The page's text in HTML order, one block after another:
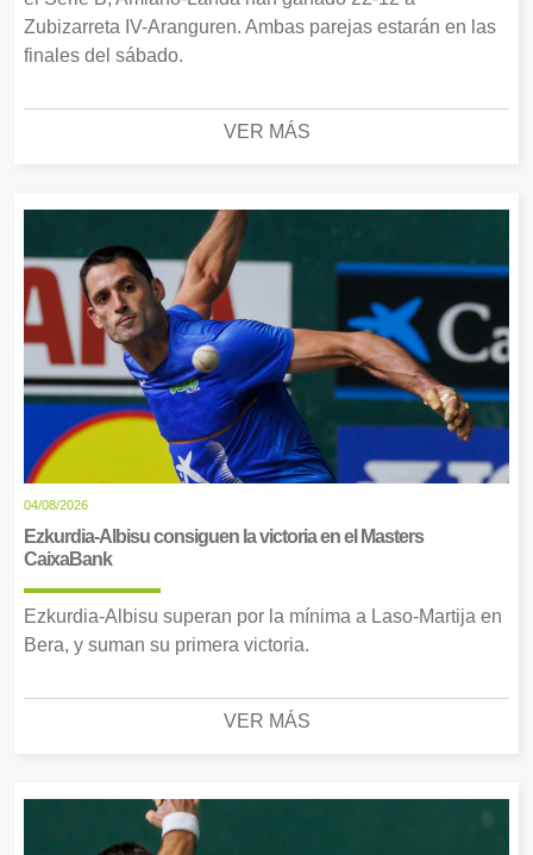
Zubizarreta IV-Aranguren. Ambas parejas estarán en las
finales del sábado.
VER MÁS
04/08/2026
Ezkurdia-Albisu consiguen la victoria en el Masters
CaixaBank
Ezkurdia-Albisu superan por la mínima a Laso-Martija en
Bera, y suman su primera victoria.
VER MÁS